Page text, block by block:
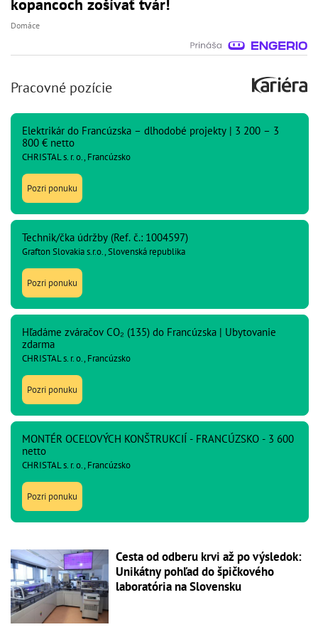
kopancoch zošívať tvár!
Domáce
Pracovné pozície
Elektrikár do Francúzska – dlhodobé projekty | 3 200 – 3
800 € netto
CHRISTAL s. r. o., Francúzsko
Pozri ponuku
Technik/čka údržby (Ref. č.: 1004597)
Grafton Slovakia s.r.o., Slovenská republika
Pozri ponuku
Hľadáme zváračov CO₂ (135) do Francúzska | Ubytovanie
zdarma
CHRISTAL s. r. o., Francúzsko
Pozri ponuku
MONTÉR OCEĽOVÝCH KONŠTRUKCIÍ - FRANCÚZSKO - 3 600
netto
CHRISTAL s. r. o., Francúzsko
Pozri ponuku
Cesta od odberu krvi až po výsledok:
Unikátny pohľad do špičkového
laboratória na Slovensku